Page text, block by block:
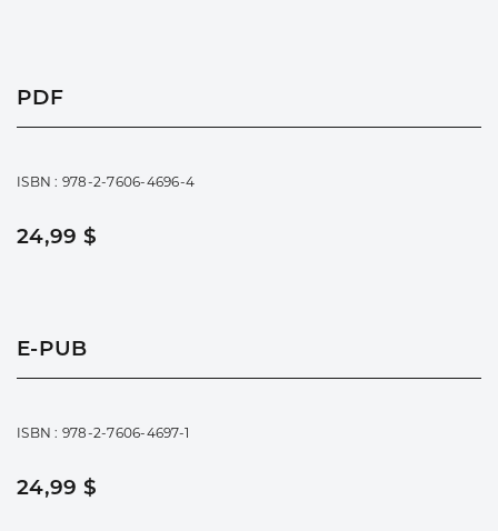
PDF
ISBN : 978-2-7606-4696-4
24,99 $
E-PUB
ISBN : 978-2-7606-4697-1
24,99 $